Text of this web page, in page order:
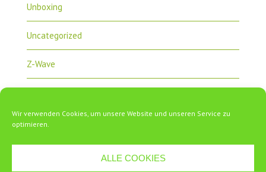
Wir verwenden Cookies, um unsere Website und unseren Service zu
optimieren.
ALLE COOKIES
Unboxing
Uncategorized
Z-Wave
ZipaTile